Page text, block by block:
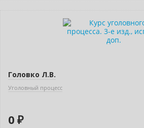
Головко Л.В.
Уголовный процесс
0 ₽